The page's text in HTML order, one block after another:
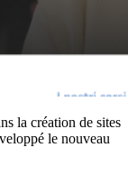
la création de sites
le nouveau